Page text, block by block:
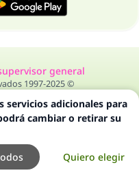
general
1997-2025 ©
servicios adicionales para
cambiar o retirar su
Quiero elegir